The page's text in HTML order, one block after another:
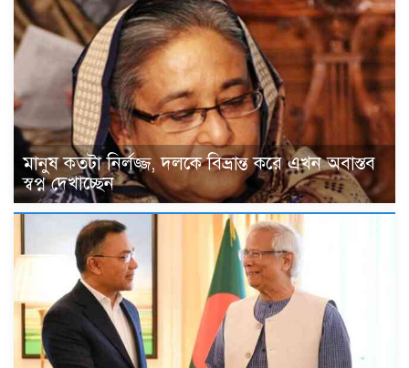
মানুষ কতটা নির্লজ্জ, দলকে বিভ্রান্ত করে এখন অবাস্তব
স্বপ্ন দেখাচ্ছেন